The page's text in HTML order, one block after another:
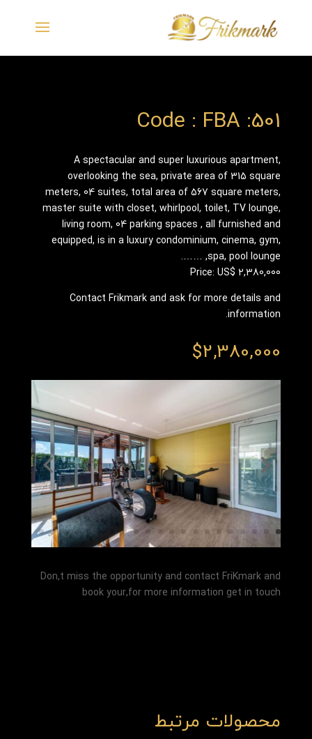
Code : FBA :501
A spectacular and super luxurious apartment,
overlooking the sea, private area of 315 square
meters, 04 suites, total area of 567 square meters,
master suite with closet, whirlpool, toilet, TV lounge,
living room, 04 parking spaces , all furnished and
equipped, is in a luxury condominium, cinema, gym,
spa, pool lounge, …….
Price: US$ 2,380,000
Contact Frikmark and ask for more details and
information.
$2,380,000
Don,t miss the opportunity and contact FriKmark and
book your,for more information get in touch
محصولات مرتبط